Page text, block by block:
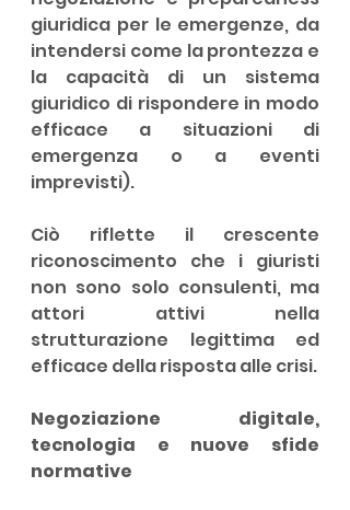
giuridica per le emergenze, da
intendersi come la prontezza e
la capacità di un sistema
giuridico di rispondere in modo
efficace a situazioni di
emergenza o a eventi
imprevisti).
Ciò riflette il crescente
riconoscimento che i giuristi
non sono solo consulenti, ma
attori attivi nella
strutturazione legittima ed
efficace della risposta alle crisi.
Negoziazione digitale,
tecnologia e nuove sfide
normative